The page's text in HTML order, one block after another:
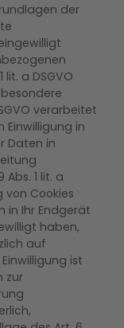
der
a DSGVO
besondere
verarbeitet
Einwilligung in
Daten in
1 lit. a
von Cookies
in Ihr Endgerät
haben,
auf
Einwilligung ist
zur